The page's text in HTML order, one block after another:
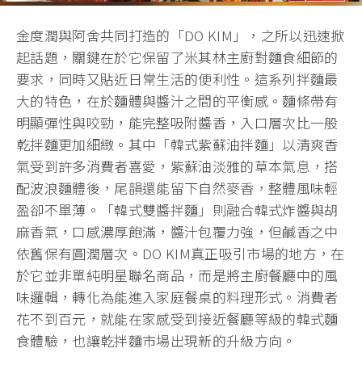
金度潤與阿舍共同打造的「DO KIM」，之所以迅速掀
起話題，關鍵在於它保留了米其林主廚對麵食細節的
要求，同時又貼近日常生活的便利性。這系列拌麵最
大的特色，在於麵體與醬汁之間的平衡感。麵條帶有
明顯彈性與咬勁，能完整吸附醬香，入口層次比一般
乾拌麵更加細緻。其中「韓式紫蘇油拌麵」以清爽香
氣受到許多消費者喜愛，紫蘇油淡雅的草本氣息，搭
配波浪麵體後，尾韻還能留下自然麥香，整體風味輕
盈卻不單薄。「韓式雙醬拌麵」則融合韓式炸醬與胡
麻香氣，口感濃厚飽滿，醬汁包覆力強，但鹹香之中
依舊保有圓潤層次。DO KIM真正吸引市場的地方，在
於它並非單純明星聯名商品，而是將主廚餐廳中的風
味邏輯，轉化為能進入家庭餐桌的料理形式。消費者
花不到百元，就能在家感受到接近餐廳等級的韓式麵
食體驗，也讓乾拌麵市場出現新的升級方向。